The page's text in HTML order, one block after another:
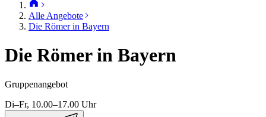
Alle Angebote
Die Römer in Bayern
Die Römer in Bayern
Gruppenangebot
Di–Fr, 10.00–17.00 Uhr